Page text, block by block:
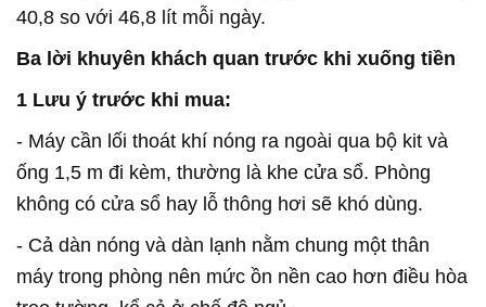
40,8 so với 46,8 lít mỗi ngày.
Ba lời khuyên khách quan trước khi xuống tiền
1 Lưu ý trước khi mua:
- Máy cần lối thoát khí nóng ra ngoài qua bộ kit và
ống 1,5 m đi kèm, thường là khe cửa sổ. Phòng
không có cửa sổ hay lỗ thông hơi sẽ khó dùng.
- Cả dàn nóng và dàn lạnh nằm chung một thân
máy trong phòng nên mức ồn nền cao hơn điều hòa